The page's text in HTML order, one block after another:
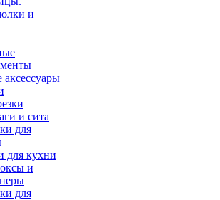
и
аксессуары
и сита
для
для кухни
и
для